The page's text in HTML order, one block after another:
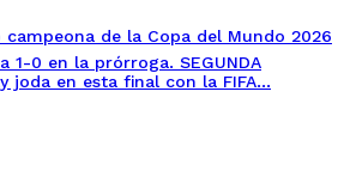
campeona de la Copa del Mundo 2026
1-0 en la prórroga. SEGUNDA
joda en esta final con la FIFA…